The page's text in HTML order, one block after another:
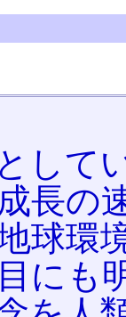
して
長の
球環
にも